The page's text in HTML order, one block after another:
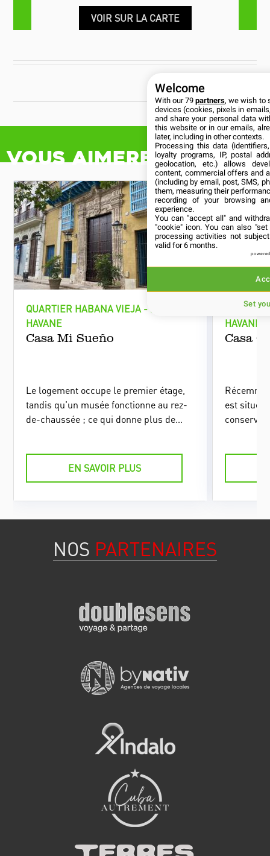
VOIR SUR LA CARTE
CUBANÍA
Vous aimerez aussi
QUARTIER HABANA VIEJA - LA
HAVANE
Casa Mi Sueño
Le logement occupe le premier étage,
tandis qu'un musée fonctionne au rez-
de-chaussée ; ce qui donne plus de
EN SAVOIR PLUS
HAVANE
Casa
est située
conserve
NOS PARTENAIRES
Welcome
With our 79partners, we wish to
devices (cookies, pixels in
and share your personal data
this website or in our emails,
later, including in other contexts.
Processing this data
loyalty programs, IP, postal
geolocation, etc.) allows
content, commercial offers and
(including by email, post, SMS,
them, measuring their
recording of your browsing
experience.
You can "accept all" and
"cookie" icon. You can also
processing activities not
valid for 6 months.
Set